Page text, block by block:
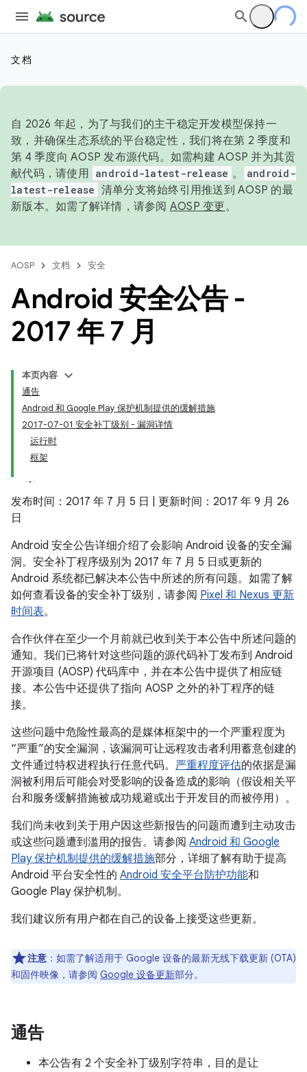
文档
自 2026 年起，为了与我们的主干稳定开发模型保持一
致，并确保生态系统的平台稳定性，我们将在第 2 季度和
第 4 季度向 AOSP 发布源代码。如需构建 AOSP 并为其贡
献代码，请使用 android-latest-release 。
android-
latest-release 清单分支将始终引用推送到 AOSP 的最
新版本。如需了解详情，请参阅 AOSP 变更。
AOSP 文档 安全
Android 安全公告 -
2017 年 7 月
本页内容
通告
Android 和 Google Play 保护机制提供的缓解措施
2017-07-01 安全补丁级别 - 漏洞详情
运行时
框架
发布时间：2017 年 7 月 5 日 | 更新时间：2017 年 9 月 26
日
Android 安全公告详细介绍了会影响 Android 设备的安全漏
洞。安全补丁程序级别为 2017 年 7 月 5 日或更新的
Android 系统都已解决本公告中所述的所有问题。如需了解
如何查看设备的安全补丁级别，请参阅 Pixel 和 Nexus 更新
时间表。
合作伙伴在至少一个月前就已收到关于本公告中所述问题的
通知。我们已将针对这些问题的源代码补丁发布到 Android
开源项目 (AOSP) 代码库中，并在本公告中提供了相应链
接。本公告中还提供了指向 AOSP 之外的补丁程序的链
接。
这些问题中危险性最高的是媒体框架中的一个严重程度为
“严重”的安全漏洞，该漏洞可让远程攻击者利用蓄意创建的
文件通过特权进程执行任意代码。 严重程度评估的依据是漏
洞被利用后可能会对受影响的设备造成的影响（假设相关平
台和服务缓解措施被成功规避或出于开发目的而被停用）。
我们尚未收到关于用户因这些新报告的问题而遭到主动攻击
或这些问题遭到滥用的报告。请参阅 Android 和 Google
Play 保护机制提供的缓解措施部分，详细了解有助于提高
Android 平台安全性的 Android 安全平台防护功能和
Google Play 保护机制。
我们建议所有用户都在自己的设备上接受这些更新。
注意 ：如需了解适用于 Google 设备的最新无线下载更新 (OTA)
和固件映像，请参阅 Google 设备更新部分。
通告
本公告有 2 个安全补丁级别字符串，目的是让